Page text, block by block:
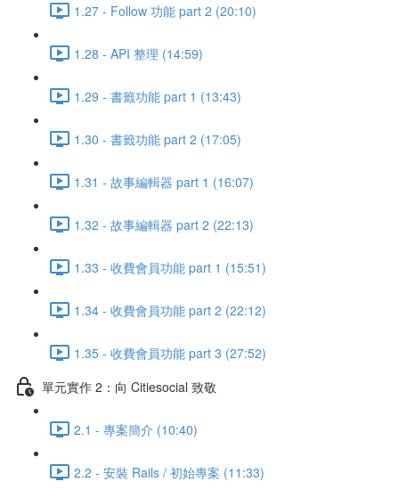
1.27 - Follow 功能 part 2 (20:10)
1.28 - API 整理 (14:59)
1.29 - 書籤功能 part 1 (13:43)
1.30 - 書籤功能 part 2 (17:05)
1.31 - 故事編輯器 part 1 (16:07)
1.32 - 故事編輯器 part 2 (22:13)
1.33 - 收費會員功能 part 1 (15:51)
1.34 - 收費會員功能 part 2 (22:12)
1.35 - 收費會員功能 part 3 (27:52)
單元實作 2：向 Citiesocial 致敬
2.1 - 專案簡介 (10:40)
2.2 - 安裝 Rails / 初始專案 (11:33)